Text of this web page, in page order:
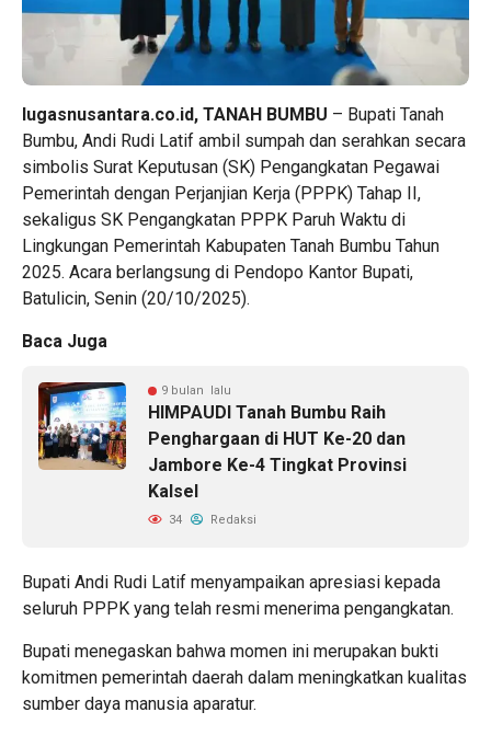
lugasnusantara.co.id, TANAH BUMBU – Bupati Tanah
Bumbu, Andi Rudi Latif ambil sumpah dan serahkan secara
simbolis Surat Keputusan (SK) Pengangkatan Pegawai
Pemerintah dengan Perjanjian Kerja (PPPK) Tahap II,
sekaligus SK Pengangkatan PPPK Paruh Waktu di
Lingkungan Pemerintah Kabupaten Tanah Bumbu Tahun
2025. Acara berlangsung di Pendopo Kantor Bupati,
Batulicin, Senin (20/10/2025).
Baca Juga
9 bulan lalu
HIMPAUDI Tanah Bumbu Raih
Penghargaan di HUT Ke-20 dan
Jambore Ke-4 Tingkat Provinsi
Kalsel
34 Redaksi
Bupati Andi Rudi Latif menyampaikan apresiasi kepada
seluruh PPPK yang telah resmi menerima pengangkatan.
Bupati menegaskan bahwa momen ini merupakan bukti
komitmen pemerintah daerah dalam meningkatkan kualitas
sumber daya manusia aparatur.